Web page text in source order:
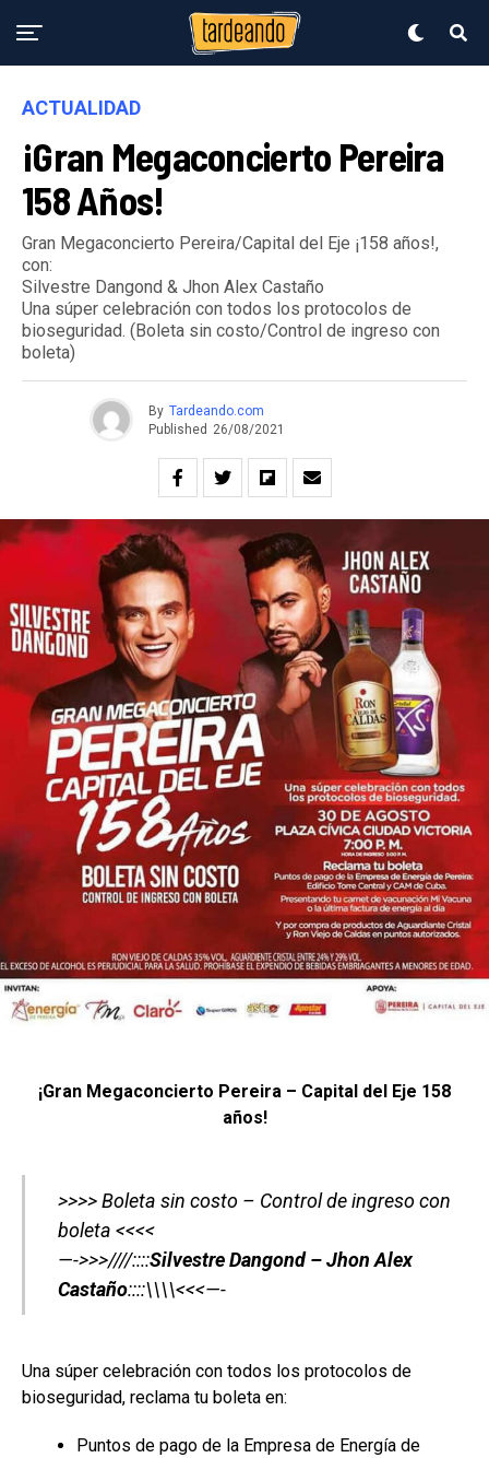
ACTUALIDAD
¡Gran Megaconcierto Pereira
158 Años!
Gran Megaconcierto Pereira/Capital del Eje ¡158 años!,
con:
Silvestre Dangond & Jhon Alex Castaño
Una súper celebración con todos los protocolos de
bioseguridad. (Boleta sin costo/Control de ingreso con
boleta)
By Tardeando.com
Published 26/08/2021
¡Gran Megaconcierto Pereira – Capital del Eje 158
años!
>>>> Boleta sin costo – Control de ingreso con
boleta <<<<
—->>>////::::Silvestre Dangond – Jhon Alex
Castaño::::\\\\<<<—-
Una súper celebración con todos los protocolos de
bioseguridad, reclama tu boleta en:
Puntos de pago de la Empresa de Energía de